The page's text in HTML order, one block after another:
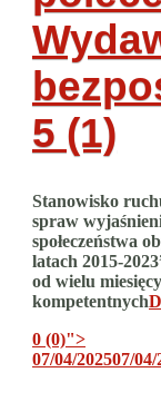
5 (1)
Stanowisko
spraw
społeczeństwa
latach 2015-
od wielu
kompetentnych
0 (0)">
07/04/202507/04/